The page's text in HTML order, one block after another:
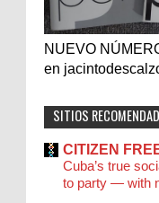
NUEVO
en
SITIOS
CITIZEN
Cuba’s true
to party — with